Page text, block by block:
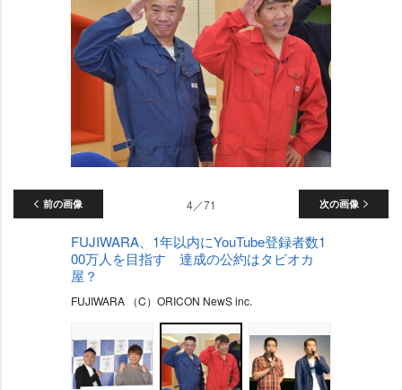
前の画像 次の画像
4／71
FUJIWARA、1年以内にYouTube登録者数1
00万人を目指す 達成の公約はタピオカ
屋？
FUJIWARA （C）ORICON NewS inc.